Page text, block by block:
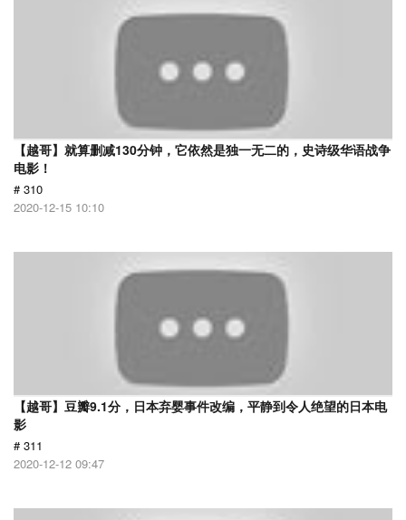
【越哥】就算删减130分钟，它依然是独一无二的，史诗级华语战争
电影！
# 310
2020-12-15 10:10
【越哥】豆瓣9.1分，日本弃婴事件改编，平静到令人绝望的日本电
影
# 311
2020-12-12 09:47